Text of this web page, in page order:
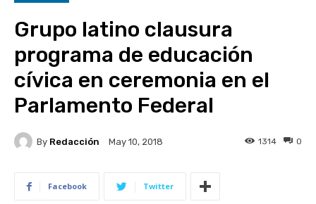
Grupo latino clausura
programa de educación
cívica en ceremonia en el
Parlamento Federal
By Redacción May 10, 2018 0
1314
Facebook Twitter